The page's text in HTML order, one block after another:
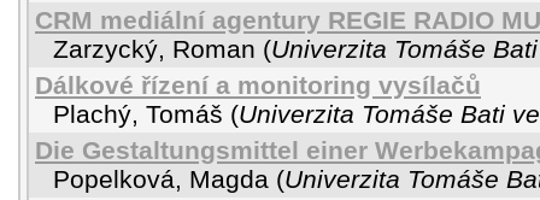
CRM mediální agentury REGIE RADIO
Zarzycký, Roman (Univerzita Tomáše
Dálkové řízení a monitoring vysílačů
Plachý, Tomáš (Univerzita Tomáše Bati
Die Gestaltungsmittel einer
Popelková, Magda (Univerzita Tomáše